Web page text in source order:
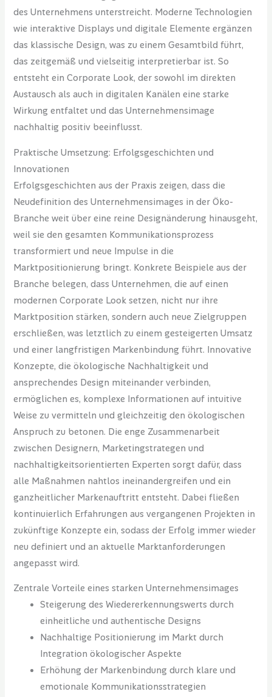
des Unternehmens unterstreicht. Moderne Technologien
wie interaktive Displays und digitale Elemente ergänzen
das klassische Design, was zu einem Gesamtbild führt,
das zeitgemäß und vielseitig interpretierbar ist. So
entsteht ein Corporate Look, der sowohl im direkten
Austausch als auch in digitalen Kanälen eine starke
Wirkung entfaltet und das Unternehmensimage
nachhaltig positiv beeinflusst.
Praktische Umsetzung: Erfolgsgeschichten und
Innovationen
Erfolgsgeschichten aus der Praxis zeigen, dass die
Neudefinition des Unternehmensimages in der Öko-
Branche weit über eine reine Designänderung hinausgeht,
weil sie den gesamten Kommunikationsprozess
transformiert und neue Impulse in die
Marktpositionierung bringt. Konkrete Beispiele aus der
Branche belegen, dass Unternehmen, die auf einen
modernen Corporate Look setzen, nicht nur ihre
Marktposition stärken, sondern auch neue Zielgruppen
erschließen, was letztlich zu einem gesteigerten Umsatz
und einer langfristigen Markenbindung führt. Innovative
Konzepte, die ökologische Nachhaltigkeit und
ansprechendes Design miteinander verbinden,
ermöglichen es, komplexe Informationen auf intuitive
Weise zu vermitteln und gleichzeitig den ökologischen
Anspruch zu betonen. Die enge Zusammenarbeit
zwischen Designern, Marketingstrategen und
nachhaltigkeitsorientierten Experten sorgt dafür, dass
alle Maßnahmen nahtlos ineinandergreifen und ein
ganzheitlicher Markenauftritt entsteht. Dabei fließen
kontinuierlich Erfahrungen aus vergangenen Projekten in
zukünftige Konzepte ein, sodass der Erfolg immer wieder
neu definiert und an aktuelle Marktanforderungen
angepasst wird.
Zentrale Vorteile eines starken Unternehmensimages
Steigerung des Wiedererkennungswerts durch
einheitliche und authentische Designs
Nachhaltige Positionierung im Markt durch
Integration ökologischer Aspekte
Erhöhung der Markenbindung durch klare und
emotionale Kommunikationsstrategien